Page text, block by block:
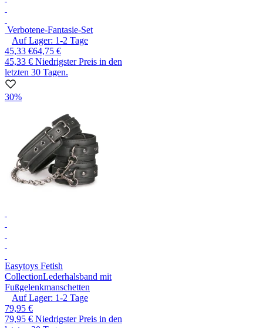
Verbotene-Fantasie-Set
Auf Lager: 1-2 Tage
45,33 €64,75 €
45,33 € Niedrigster Preis in den
letzten 30 Tagen.
30%
Easytoys Fetish
CollectionLederhalsband mit
Fußgelenkmanschetten
Auf Lager: 1-2 Tage
79,95 €
79,95 € Niedrigster Preis in den